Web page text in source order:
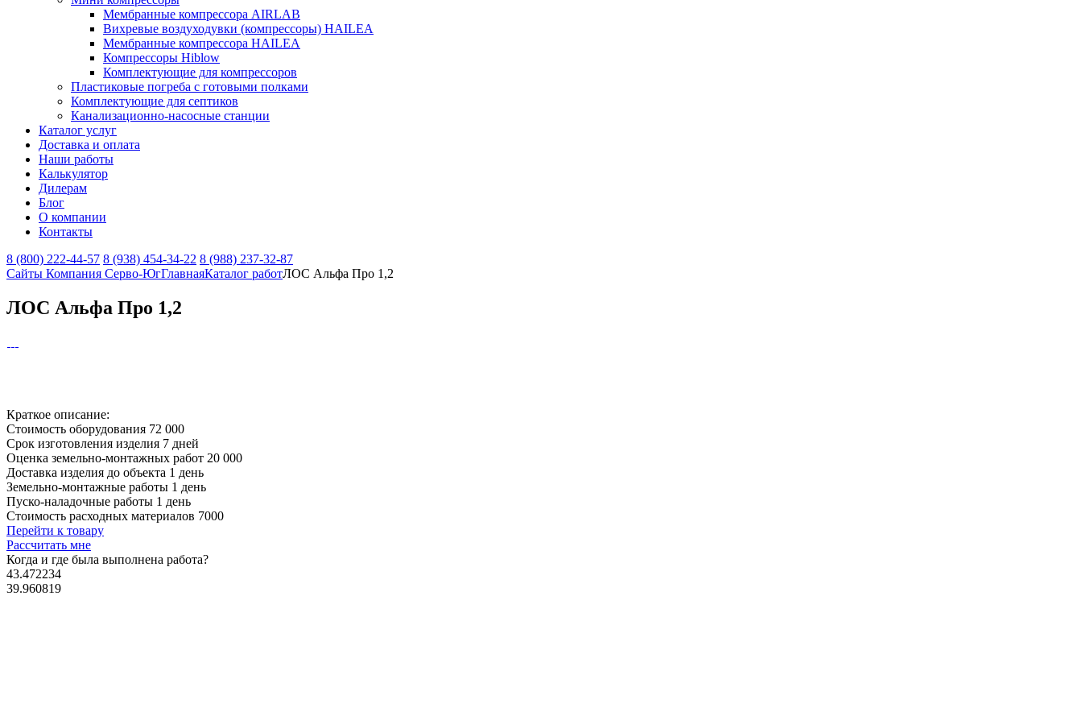
Мембранные компрессора AIRLAB
Вихревые воздуходувки (компрессоры) HAILEA
Мембранные компрессора HAILEA
Компрессоры Hiblow
Комплектующие для компрессоров
Пластиковые погреба с готовыми полками
Комплектующие для септиков
Канализационно-насосные станции
Каталог услуг
Доставка и оплата
Наши работы
Калькулятор
Дилерам
Блог
О компании
Контакты
8 (800) 222-44-57 8 (938) 454-34-22 8 (988) 237-32-87
Сайты Компания Серво-ЮгГлавнаяКаталог работЛОС Альфа Про 1,2
ЛОС Альфа Про 1,2
Краткое описание:
Стоимость оборудования 72 000
Срок изготовления изделия 7 дней
Оценка земельно-монтажных работ 20 000
Доставка изделия до объекта 1 день
Земельно-монтажные работы 1 день
Пуско-наладочные работы 1 день
Стоимость расходных материалов 7000
Перейти к товару
Рассчитать мне
Когда и где была выполнена работа?
43.472234
39.960819